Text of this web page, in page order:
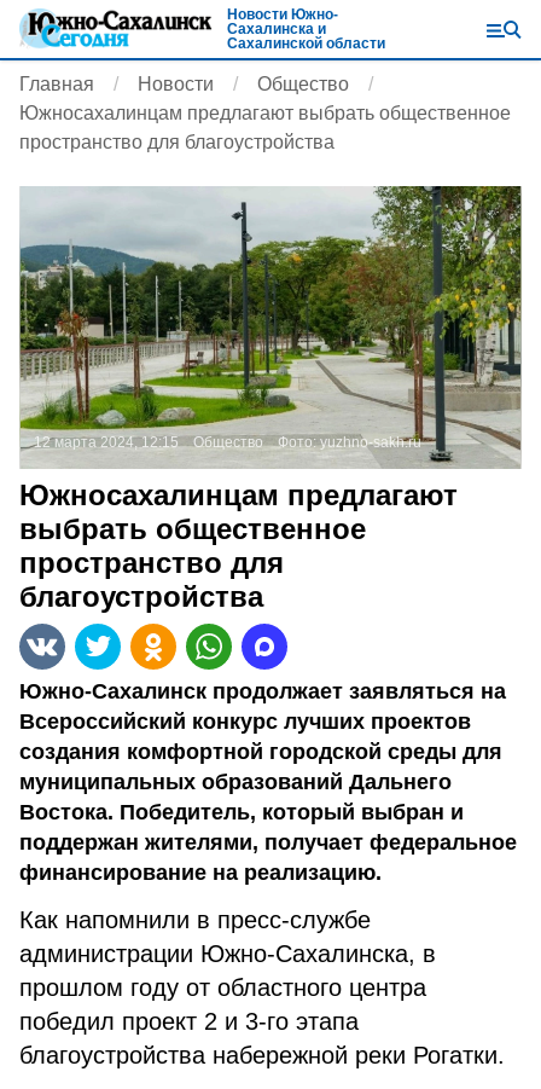
Новости Южно-
Сахалинска и
Сахалинской области
Главная Новости
Общество
Южносахалинцам предлагают выбрать общественное
пространство для благоустройства
12 марта 2024, 12:15 Общество Фото:yuzhno-sakh.ru
Южносахалинцам предлагают
выбрать общественное
пространство для
благоустройства
Южно-Сахалинск продолжает заявляться на
Всероссийский конкурс лучших проектов
создания комфортной городской среды для
муниципальных образований Дальнего
Востока. Победитель, который выбран и
поддержан жителями, получает федеральное
финансирование на реализацию.
Как напомнили в пресс-службе
администрации Южно-Сахалинска, в
прошлом году от областного центра
победил проект 2 и 3-го этапа
благоустройства набережной реки Рогатки.